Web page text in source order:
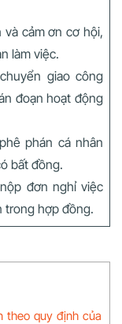
và cảm ơn cơ hội,
làm việc.
giao công
đoạn hoạt động
phán cá nhân
bất đồng.
đơn nghỉ việc
trong hợp đồng.
theo quy định của